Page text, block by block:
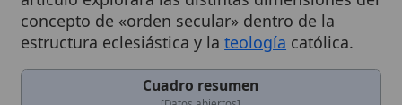
Cuadro resumen
[Datos abiertos]
Nombre
Orden secular
Organización religiosa